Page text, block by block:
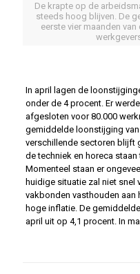
De krapte op de
steeds hoog blijven. De
eerste vier maanden
In april lagen de
onder de 4 procent. Er
afgesloten voor 80.000
gemiddelde loonstijging
verschillende sectoren blijft
de techniek en horeca
Momenteel staan er
huidige situatie zal niet snel
vakbonden vasthouden aan
hoge inflatie. De
april uit op 4,1 procent. In